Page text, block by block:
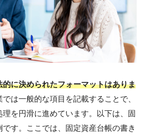
的に決められたフォーマットはありま
は一般的な項目を記載することで、
を円滑に進めています。以下は、固
す。ここでは、固定資産台帳の書き